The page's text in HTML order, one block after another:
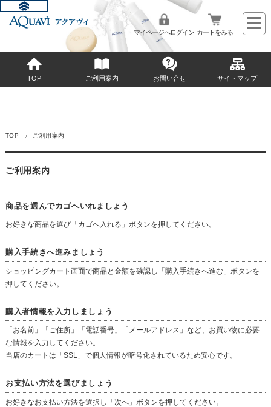
マイページへログイン カートをみる
TOP ご利用案内 お問い合せ サイトマップ
TOP ご利用案内
ご利用案内
商品を選んでカゴへいれましょう
お好きな商品を選び「カゴへ入れる」ボタンを押してください。
購入手続きへ進みましょう
ショッピングカート画面で商品と金額を確認し「購入手続きへ進む」ボタンを
押してください。
購入者情報を入力しましょう
「お名前」「ご住所」「電話番号」「メールアドレス」など、お買い物に必要
な情報を入力してください。
当店のカートは「SSL」で個人情報が暗号化されているため安心です。
お支払い方法を選びましょう
お好きなお支払い方法を選択し「次へ」ボタンを押してください。